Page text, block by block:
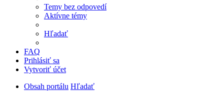
Temy bez odpovedí
Aktívne témy
Hľadať
FAQ
Prihlásiť sa
Vytvoriť účet
Obsah portálu Hľadať